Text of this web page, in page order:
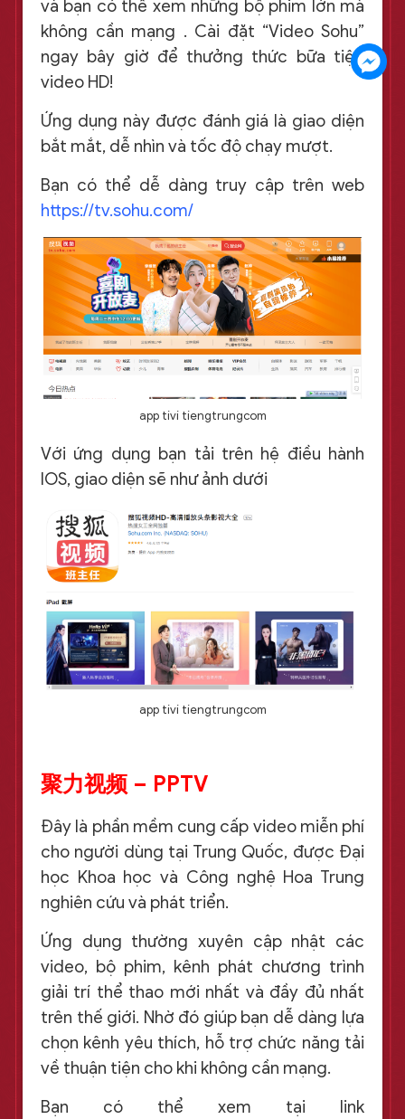
và bạn có thể xem những bộ phim lớn mà
không cần mạng . Cài đặt “Video Sohu”
ngay bây giờ để thưởng thức bữa tiệc
video HD!
Ứng dụng này được đánh giá là giao diện
bắt mắt, dễ nhìn và tốc độ chạy mượt.
Bạn có thể dễ dàng truy cập trên web
https://tv.sohu.com/
app tivi tiengtrungcom
Với ứng dụng bạn tải trên hệ điều hành
IOS, giao diện sẽ như ảnh dưới
app tivi tiengtrungcom
聚力视频 – PPTV
Đây là phần mềm cung cấp video miễn phí
cho người dùng tại Trung Quốc, được Đại
học Khoa học và Công nghệ Hoa Trung
nghiên cứu và phát triển.
Ứng dụng thường xuyên cập nhật các
video, bộ phim, kênh phát chương trình
giải trí thể thao mới nhất và đầy đủ nhất
trên thế giới. Nhờ đó giúp bạn dễ dàng lựa
chọn kênh yêu thích, hỗ trợ chức năng tải
về thuận tiện cho khi không cần mạng.
Bạn có thể xem tại link